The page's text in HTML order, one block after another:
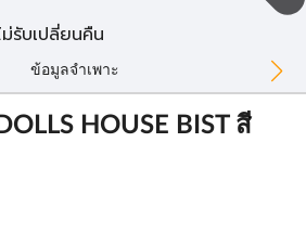
รับเปลี่ยนคืน
ข้อมูลจำเพาะ
HOUSE BIST สี